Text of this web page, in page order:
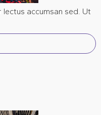
lectus accumsan sed. Ut